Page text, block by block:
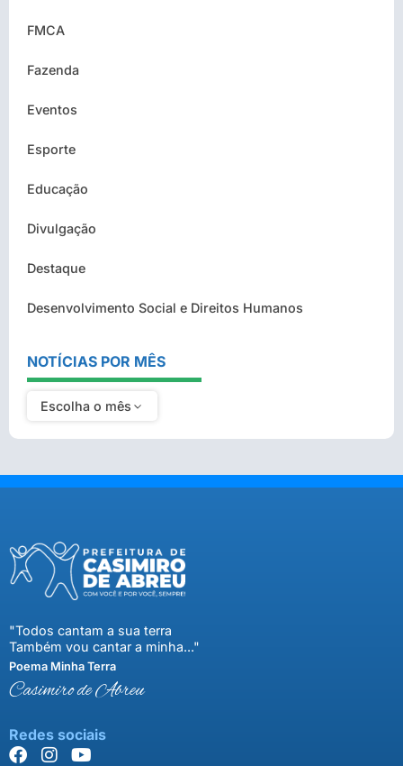
FMCA
Fazenda
Eventos
Esporte
Educação
Divulgação
Destaque
Desenvolvimento Social e Direitos Humanos
NOTÍCIAS POR MÊS
Escolha o mês
"Todos cantam a sua terra
Também vou cantar a minha..."
Poema Minha Terra
Casimiro de Abreu
Redes sociais